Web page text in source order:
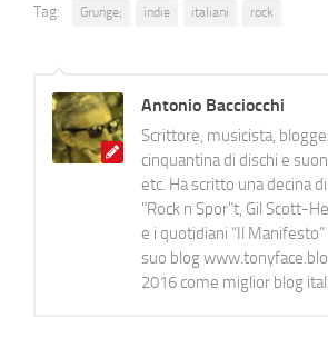
Tag: Grunge; indie italiani rock
Antonio Bacciocchi
Scrittore, musicista,
cinquantina di dischi e
etc. Ha scritto una decina
"Rock n Spor"t, Gil Scott-
e i quotidiani “Il
suo blog
2016 come miglior blog